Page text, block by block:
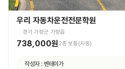
우리 자동차운전전문학원
경기 가평군 가평읍
738,000원2종 보통(자동)
작성자 : 벤테이가